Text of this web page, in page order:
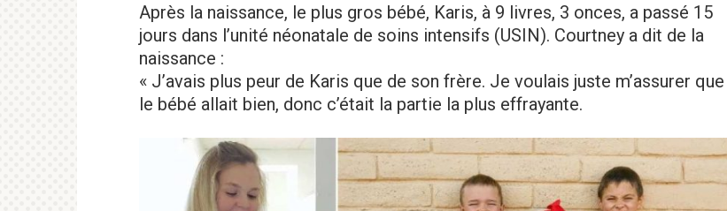
Après la naissance, le plus gros bébé, Karis, à 9 livres, 3 onces, a passé 15
jours dans l’unité néonatale de soins intensifs (USIN). Courtney a dit de la
naissance :
« J’avais plus peur de Karis que de son frère. Je voulais juste m’assurer que
le bébé allait bien, donc c’était la partie la plus effrayante.